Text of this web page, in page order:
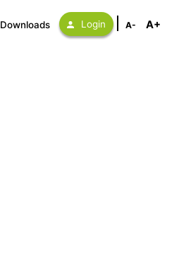
Downloads Login A- A+